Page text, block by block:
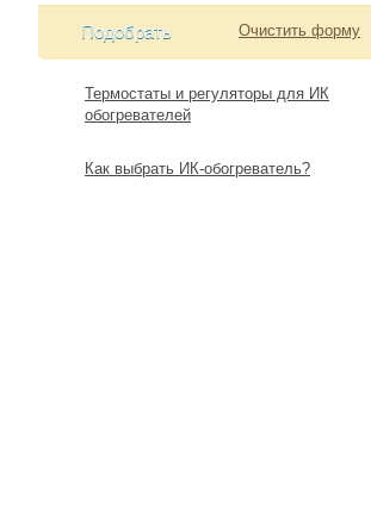
Очистить форму
Подобрать
Термостаты и регуляторы для ИК
обогревателей
Как выбрать ИК-обогреватель?